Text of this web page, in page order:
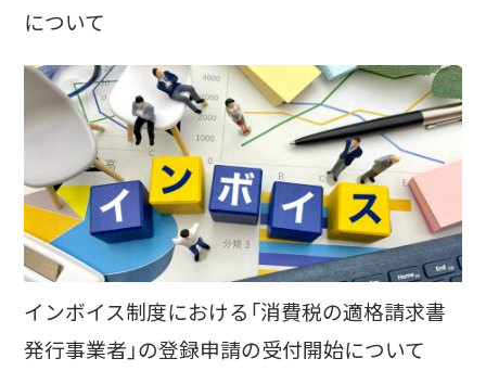
について
インボイス制度における「消費税の適格請求書
発行事業者」の登録申請の受付開始について